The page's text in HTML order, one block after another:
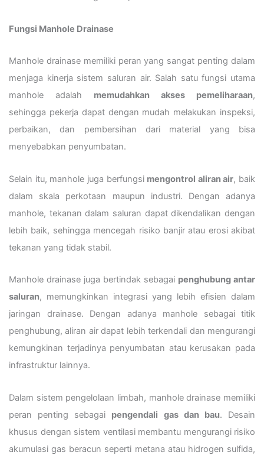
Fungsi Manhole Drainase
Manhole drainase memiliki peran yang sangat penting dalam
menjaga kinerja sistem saluran air. Salah satu fungsi utama
manhole adalah memudahkan akses pemeliharaan,
sehingga pekerja dapat dengan mudah melakukan inspeksi,
perbaikan, dan pembersihan dari material yang bisa
menyebabkan penyumbatan.
Selain itu, manhole juga berfungsi mengontrol aliran air, baik
dalam skala perkotaan maupun industri. Dengan adanya
manhole, tekanan dalam saluran dapat dikendalikan dengan
lebih baik, sehingga mencegah risiko banjir atau erosi akibat
tekanan yang tidak stabil.
Manhole drainase juga bertindak sebagai penghubung antar
saluran, memungkinkan integrasi yang lebih efisien dalam
jaringan drainase. Dengan adanya manhole sebagai titik
penghubung, aliran air dapat lebih terkendali dan mengurangi
kemungkinan terjadinya penyumbatan atau kerusakan pada
infrastruktur lainnya.
Dalam sistem pengelolaan limbah, manhole drainase memiliki
peran penting sebagai pengendali gas dan bau. Desain
khusus dengan sistem ventilasi membantu mengurangi risiko
akumulasi gas beracun seperti metana atau hidrogen sulfida,